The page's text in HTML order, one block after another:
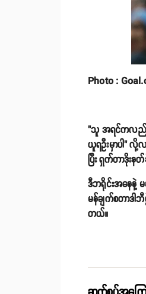
Photo :
"သူ အရင်ကလည်း
ယူရဦးမှာပါ" လို့
ပြီး ရှက်တာဒိုးန
ဒီဘရိုင်းအနေနဲ့ မ
မန်ချက်စတာဒါ
တယ်။